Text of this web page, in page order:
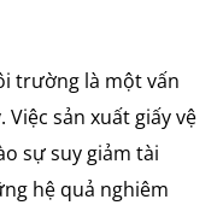
trường là một vấn
sản xuất giấy vệ
sự suy giảm tài
hệ quả nghiêm